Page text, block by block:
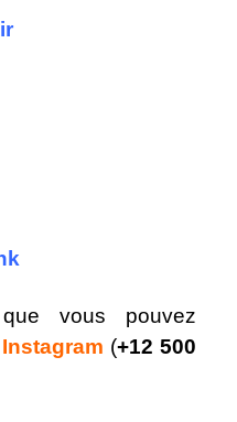
vous pouvez
Instagram (+12 500